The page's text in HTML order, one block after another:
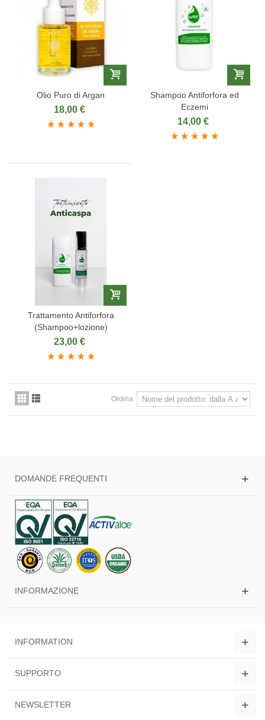
Olio Puro di Argan
18,00 €
Shampoo Antiforfora ed
Eczemi
14,00 €
Trattamento Antiforfora
(Shampoo+lozione)
23,00 €
Ordina
DOMANDE FREQUENTI
INFORMAZIONE
INFORMATION
SUPPORTO
NEWSLETTER